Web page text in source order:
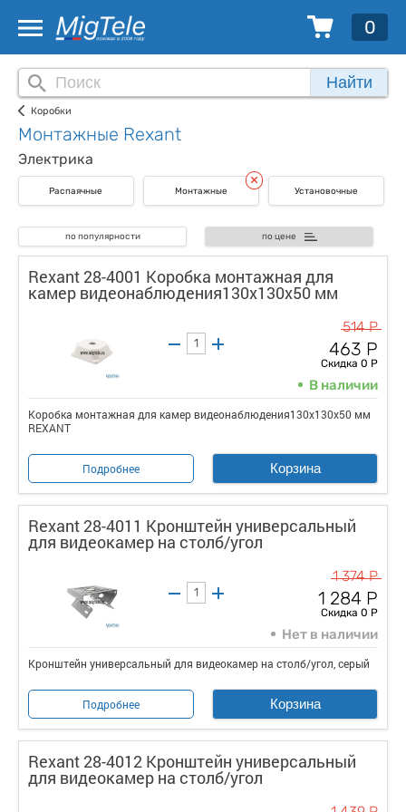
0
Найти
Коробки
Монтажные Rexant
Электрика
Распаячные Монтажные Установочные
по популярности по цене
Rexant 28-4001 Коробка монтажная для
камер видеонаблюдения130х130х50 мм
514 Р
463 Р
Скидка 0 Р
В наличии
Коробка монтажная для камер видеонаблюдения130х130х50 мм
REXANT
Подробнее Корзина
Rexant 28-4011 Кронштейн универсальный
для видеокамер на столб/угол
1 374 Р
1 284 Р
Скидка 0 Р
Нет в наличии
Кронштейн универсальный для видеокамер на столб/угол, серый
Подробнее Корзина
Rexant 28-4012 Кронштейн универсальный
для видеокамер на столб/угол